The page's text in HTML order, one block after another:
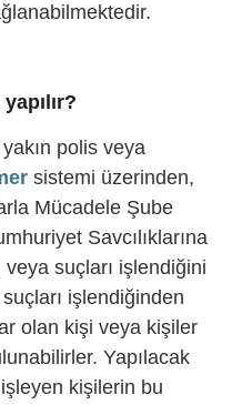
polis veya
sistemi üzerinden,
Mücadele Şube
Savcılıklarına
suçları işlendiğini
işlendiğinden
olan kişi veya kişiler
Yapılacak
kişilerin bu